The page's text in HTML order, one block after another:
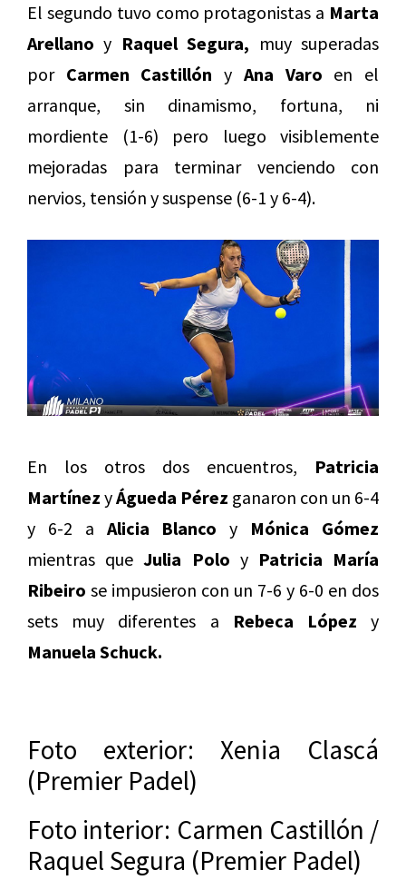
El segundo tuvo como protagonistas a Marta
Arellano y Raquel Segura, muy superadas
por Carmen Castillón y Ana Varo en el
arranque, sin dinamismo, fortuna, ni
mordiente (1-6) pero luego visiblemente
mejoradas para terminar venciendo con
nervios, tensión y suspense (6-1 y 6-4).
En los otros dos encuentros, Patricia
Martínez yÁgueda Pérez ganaron con un 6-4
y 6-2 a Alicia Blanco y Mónica Gómez
mientras queJulia Polo y Patricia María
Ribeiro se impusieron con un 7-6 y 6-0 en dos
sets muy diferentes a Rebeca López y
Manuela Schuck.
Foto exterior: Xenia Clascá
(Premier Padel)
Foto interior: Carmen Castillón /
Raquel Segura (Premier Padel)